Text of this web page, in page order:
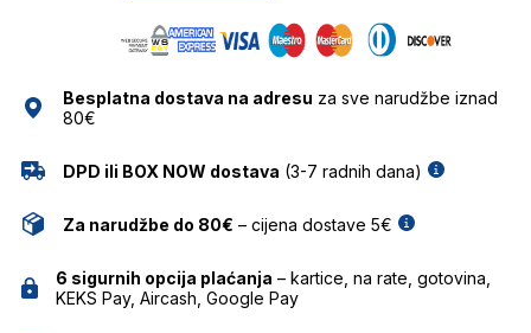
Besplatna dostava na adresu za sve narudžbe iznad
80€
DPD ili BOX NOW dostava (3-7 radnih dana)
Za narudžbe do 80€ – cijena dostave 5€
6 sigurnih opcija plaćanja – kartice, na rate, gotovina,
KEKS Pay, Aircash, Google Pay